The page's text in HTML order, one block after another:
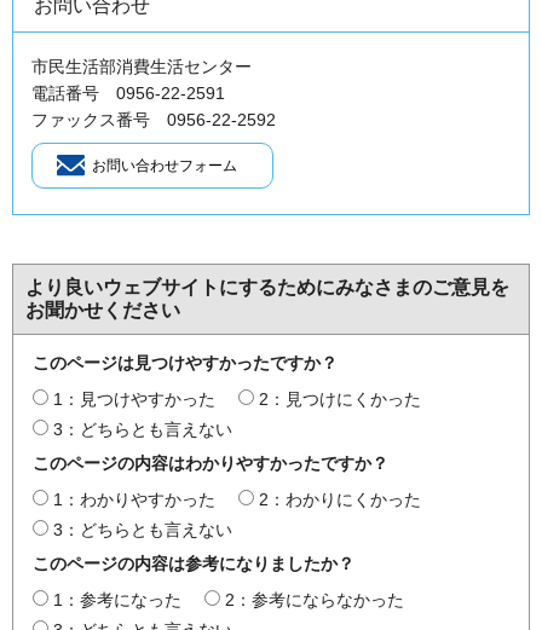
お問い合わせ
市民生活部消費生活センター
電話番号 0956-22-2591
ファックス番号 0956-22-2592
より良いウェブサイトにするためにみなさまのご意見を
お聞かせください
このページは見つけやすかったですか？
1：見つけやすかった
2：見つけにくかった
3：どちらとも言えない
このページの内容はわかりやすかったですか？
1：わかりやすかった
2：わかりにくかった
3：どちらとも言えない
このページの内容は参考になりましたか？
1：参考になった
2：参考にならなかった